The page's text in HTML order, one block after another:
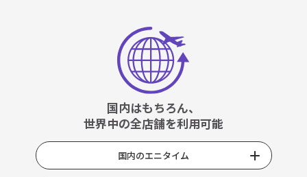
国内はもちろん、
世界中の全店舗を利用可能
国内のエニタイム